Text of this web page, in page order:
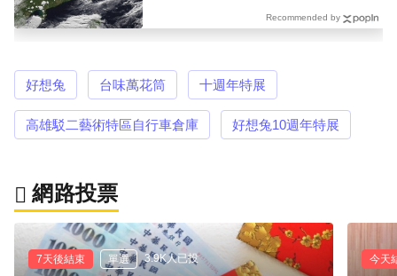
Recommended by
好想兔 台味萬花筒 十週年特展
高雄駁二藝術特區自行車倉庫 好想兔10週年特展
網路投票
7天後結束 單選 3.9K人已投 今天